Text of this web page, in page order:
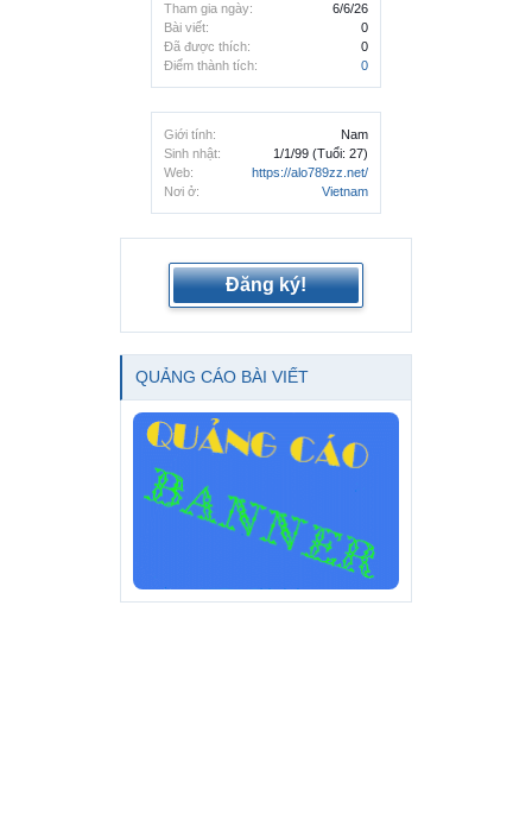
Tham gia ngày:
6/6/26
Bài viết:
0
Đã được thích:
0
Điểm thành tích:
0
Giới tính:
Nam
Sinh nhật:
1/1/99 (Tuổi: 27)
Web:
https://alo789zz.net/
Nơi ở:
Vietnam
Đăng ký!
QUẢNG CÁO BÀI VIẾT